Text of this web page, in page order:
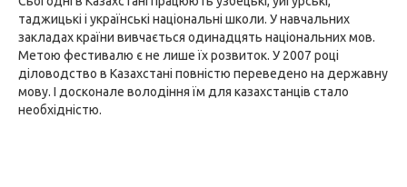
таджицькі і українські національні школи. У навчальних
закладах країни вивчається одинадцять національних мов.
Метою фестивалю є не лише їх розвиток. У 2007 році
діловодство в Казахстані повністю переведено на державну
мову. І досконале володіння їм для казахстанців стало
необхідністю.